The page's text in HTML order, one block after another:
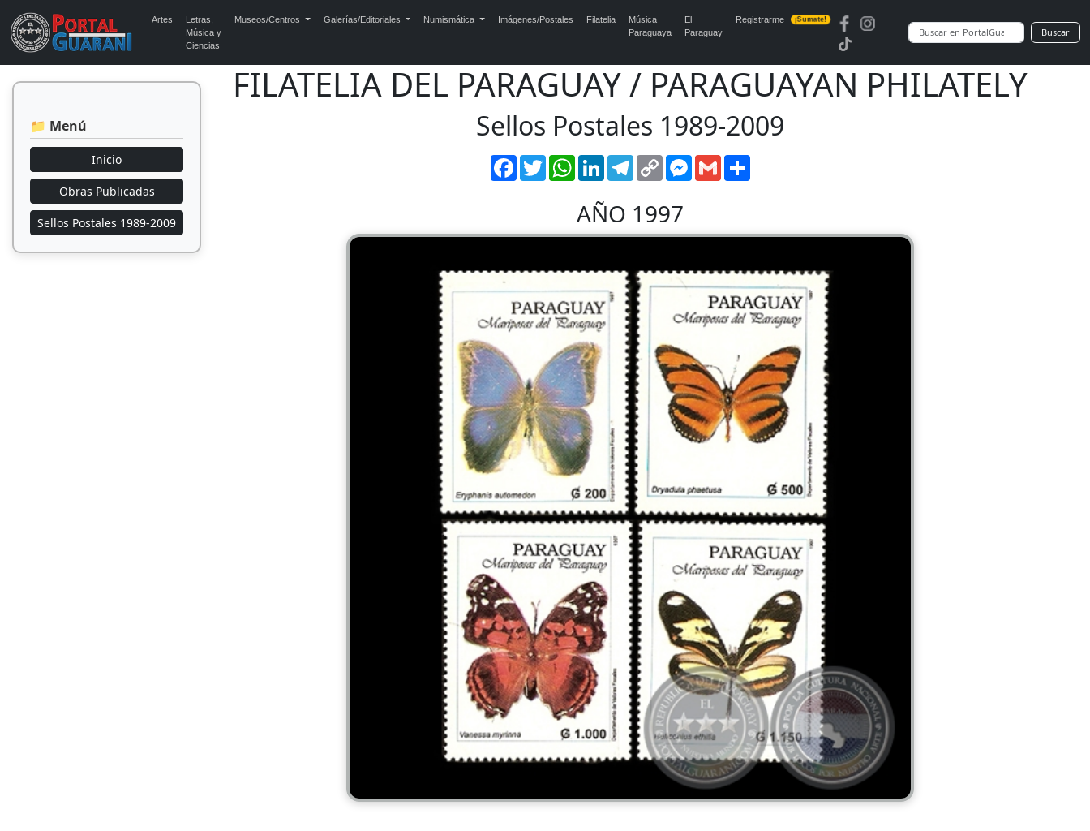
Artes
Letras,
Música y
Ciencias
Museos/Centros Galerías/Editoriales Numismática Imágenes/Postales Filatelia
Música
Paraguaya
El
Paraguay
Registrarme ¡Sumate!
Buscar
📁 Menú
Inicio
Obras Publicadas
Sellos Postales 1989-2009
FILATELIA DEL PARAGUAY / PARAGUAYAN PHILATELY
Sellos Postales 1989-2009
Facebook
TwitterWhatsApp
LinkedInTelegram
Copy
Link
Messenger
Gmail
AÑO 1997